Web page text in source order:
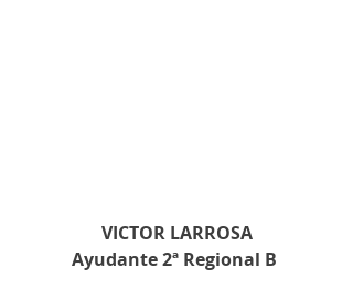
VICTOR LARROSA
Ayudante 2ª Regional B